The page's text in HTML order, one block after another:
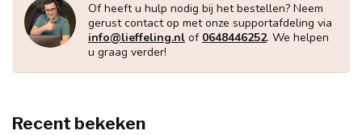
Of heeft u hulp nodig bij het bestellen? Neem
gerust contact op met onze supportafdeling via
info@lieffeling.nl of 0648446252. We helpen
u graag verder!
Recent bekeken